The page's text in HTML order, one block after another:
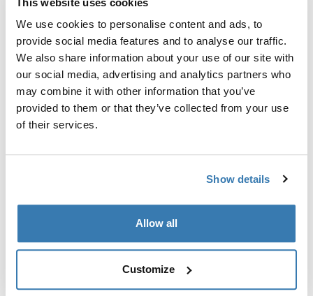
We use cookies to personalise content and ads, to
provide social media features and to analyse our traffic.
We also share information about your use of our site with
our social media, advertising and analytics partners who
may combine it with other information that you’ve
provided to them or that they’ve collected from your use
of their services.
Show details
Allow all
Customize
bloqueo
Inspecciona el pestillo de la puerta y el mecanismo de
bloqueo. Asegúrate de que funcionen correctamente y
de forma segura. Un pestillo defectuoso podría
provocar escapes accidentales o lesiones durante el
viaje.
Integridad estructural
Busca alambres doblados, bordes afilados o juntas
débiles. Aborda cualquier problema con prontitud para